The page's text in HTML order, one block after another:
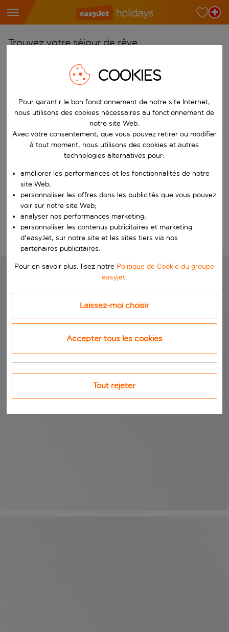
Trouvez votre séjour de rêve
Choisissez votre aéroport
Commencez à taper pour la saisie automatique. Lorsque les
Choisissez votre destination
Vers
Choisissez vos dates
Quand
Qui
Rechercher
COOKIES
Pour garantir le bon fonctionnement de notre site Internet,
nous utilisons des cookies nécessaires au fonctionnement de
notre site Web.
Avec votre consentement, que vous pouvez retirer ou modifier
à tout moment, nous utilisons des cookies et autres
technologies alternatives pour:
améliorer les performances et les fonctionnalités de notre
site Web;
personnaliser les offres dans les publicités que vous pouvez
voir sur notre site Web;
analyser nos performances marketing;
personnaliser les contenus publicitaires et marketing
d'easyJet, sur notre site et les sites tiers via nos
partenaires publicitaires.
Pour en savoir plus, lisez notre Politique de Cookie du groupe
easyjet.
Laissez-moi choisir
Accepter tous les cookies
Tout rejeter